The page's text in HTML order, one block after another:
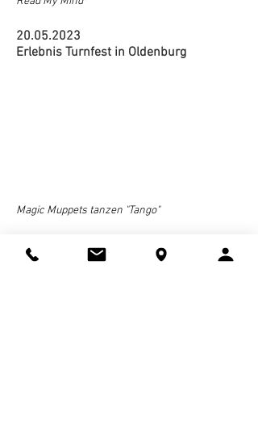
20.05.2023
Erlebnis Turnfest in Oldenburg
Magic Muppets tanzen "Tango"